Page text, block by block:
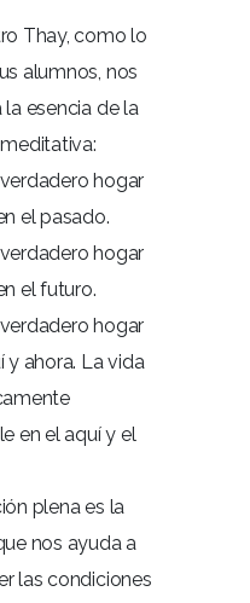
Thay, como lo
alumnos, nos
la esencia de la
hogar
el pasado.
hogar
el futuro.
hogar
y ahora. La vida
en el aquí y el
plena es la
nos ayuda a
las condiciones